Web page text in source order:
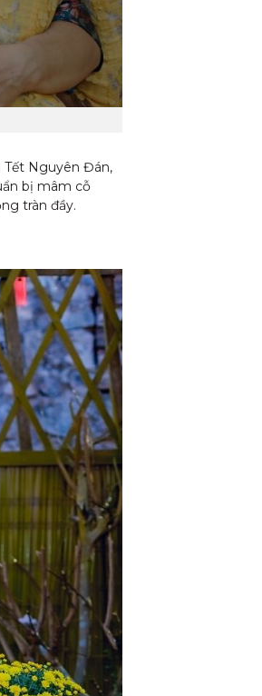
Tết Nguyên Đán,
bị mâm cỗ
tràn đầy.